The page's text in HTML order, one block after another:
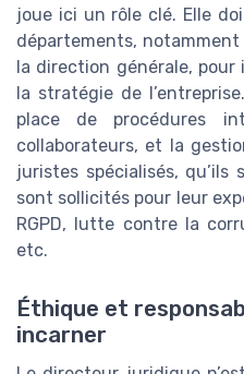
joue ici un rôle clé. Elle
départements,
la direction générale,
la stratégie de
place de procédures
collaborateurs, et la
juristes spécialisés,
sont sollicités pour leur
RGPD, lutte contre la
etc.
Éthique et
incarner